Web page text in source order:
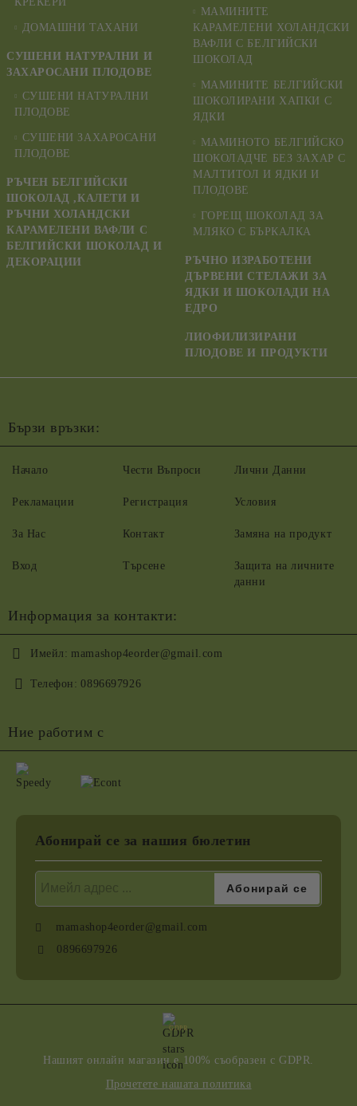
ДОМАШНИ ТАХАНИ
СУШЕНИ НАТУРАЛНИ И
ЗАХАРОСАНИ ПЛОДОВЕ
СУШЕНИ НАТУРАЛНИ
ПЛОДОВЕ
СУШЕНИ ЗАХАРОСАНИ
ПЛОДОВЕ
РЪЧЕН БЕЛГИЙСКИ
ШОКОЛАД ,КАЛЕТИ И
РЪЧНИ ХОЛАНДСКИ
КАРАМЕЛЕНИ ВАФЛИ С
БЕЛГИЙСКИ ШОКОЛАД И
ДЕКОРАЦИИ
МАМИНИТЕ
КАРАМЕЛЕНИ ХОЛАНДСКИ
ВАФЛИ С БЕЛГИЙСКИ
ШОКОЛАД
МАМИНИТЕ БЕЛГИЙСКИ
ШОКОЛИРАНИ ХАПКИ С
ЯДКИ
МАМИНОТО БЕЛГИЙСКО
ШОКОЛАДЧЕ БЕЗ ЗАХАР С
МАЛТИТОЛ И ЯДКИ И
ПЛОДОВЕ
ГОРЕЩ ШОКОЛАД ЗА
МЛЯКО С БЪРКАЛКА
РЪЧНО ИЗРАБОТЕНИ
ДЪРВЕНИ СТЕЛАЖИ ЗА
ЯДКИ И ШОКОЛАДИ НА
ЕДРО
ЛИОФИЛИЗИРАНИ
ПЛОДОВЕ И ПРОДУКТИ
Бързи връзки:
Начало
Рекламации
За Нас
Вход
Чести Въпроси
Регистрация
Контакт
Търсене
Лични Данни
Условия
Замяна на продукт
Защита на личните
данни
Информация за контакти:
Имейл: mamashop4eorder@gmail.com
Телефон: 0896697926
Ние работим с
Абонирай се за нашия бюлетин
mamashop4eorder@gmail.com
0896697926
GDPR
Нашият онлайн магазин е 100% съобразен с GDPR.
Прочетете нашата политика